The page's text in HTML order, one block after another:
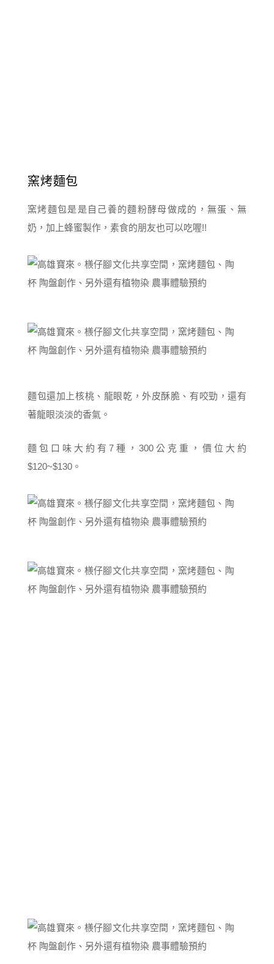
窯烤麵包
窯烤麵包是是自己養的麵粉酵母做成的，無蛋、無
奶，加上蜂蜜製作，素食的朋友也可以吃喔!!
麵包還加上核桃、龍眼乾，外皮酥脆、有咬勁，還有
著龍眼淡淡的香氣。
麵包口味大約有7種，300公克重，價位大約
$120~$130。